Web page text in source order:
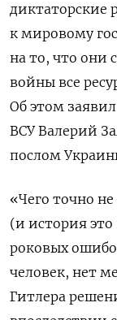
к мировому
на то, что они
войны все
Об этом
ВСУ Валерий
послом
«Чего точно
(и история
роковых
человек, нет
Гитлера